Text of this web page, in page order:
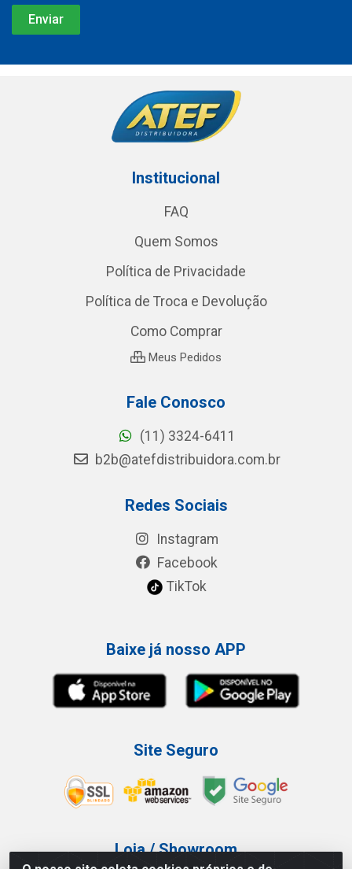
Institucional
FAQ
Quem Somos
Política de Privacidade
Política de Troca e Devolução
Como Comprar
Meus Pedidos
Fale Conosco
(11) 3324-6411
b2b@atefdistribuidora.com.br
Redes Sociais
Instagram
Facebook
TikTok
Baixe já nosso APP
Site Seguro
Loja / Showroom